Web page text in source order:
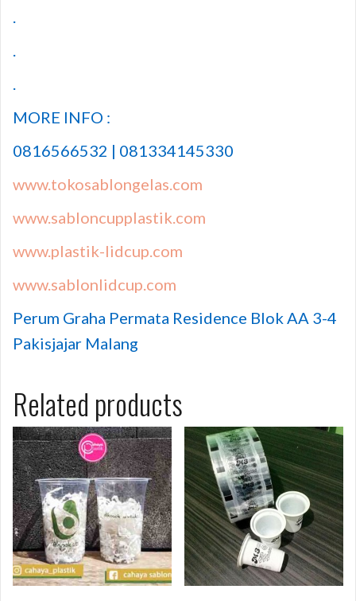
.
.
.
MORE INFO :
0816566532 | 081334145330
www.tokosablongelas.com
www.sabloncupplastik.com
www.plastik-lidcup.com
www.sablonlidcup.com
Perum Graha Permata Residence Blok AA 3-4
Pakisjajar Malang
Related products